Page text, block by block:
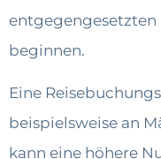
entgegengesetzten
beginnen.
Eine
beispielsweise an
kann eine höhere